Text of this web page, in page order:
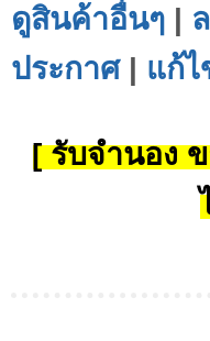
ดูสินค้าอื่นๆ |
ประกาศ| แก้
[ รับจำนอง